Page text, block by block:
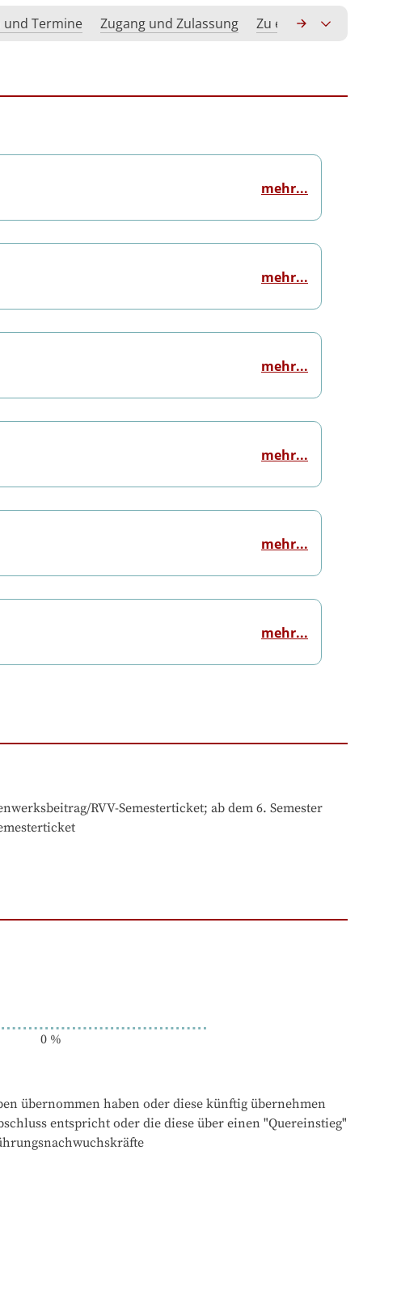
und Termine Zugang und Zulassung Zu erwerbende
mehr...
mehr...
mehr...
mehr...
mehr...
mehr...
RVV-Semesterticket; ab dem 6. Semester
0%
übernommen haben oder diese künftig übernehmen
entspricht oder die diese über einen "Quereinstieg"